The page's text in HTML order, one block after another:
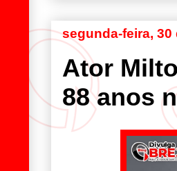
segunda-feira, 30
Ator
88 anos